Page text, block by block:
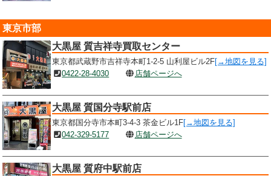
東京市部
大黒屋 質吉祥寺買取センター
東京都武蔵野市吉祥寺本町1-2-5 山利屋ビル2F[→地図を見る]
0422-28-4030
店舗ページへ
大黒屋 質国分寺駅前店
東京都国分寺市本町3-4-3 茶金ビル1F[→地図を見る]
042-329-5177
店舗ページへ
大黒屋 質府中駅前店